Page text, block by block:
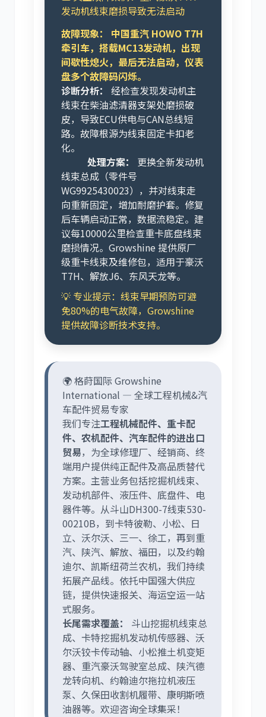
发动机线束磨损导致无法启动
故障现象：
中国重汽 HOWO T7H
牵引车，搭载MC13发动机，出现
间歇性熄火，最后无法启动，仪表
盘多个故障码闪烁。
诊断分析：
经检查发现发动机主
线束在柴油滤清器支架处磨损破
皮，导致ECU供电与CAN总线短
路。故障根源为线束固定卡扣老
化。
处理方案：
更换全新发动机
线束总成（零件号
WG9925430023），并对线束走
向重新固定，增加耐磨护套。修复
后车辆启动正常，数据流稳定。建
议每10000公里检查重卡底盘线束
磨损情况。Growshine 提供原厂
级重卡线束及维修包，适用于豪沃
T7H、解放J6、东风天龙等。
💡 专业提示：线束早期预防可避
免80%的电气故障，Growshine
提供故障诊断技术支持。
🌍 格莳国际 Growshine
International — 全球工程机械&汽
车配件贸易专家
我们专注工程机械配件、重卡配
件、农机配件、汽车配件的进出口
贸易，为全球修理厂、经销商、终
端用户提供纯正配件及高品质替代
方案。主营业务包括挖掘机线束、
发动机部件、液压件、底盘件、电
器件等。从斗山DH300-7线束530-
00210B，到卡特彼勒、小松、日
立、沃尔沃、三一、徐工，再到重
汽、陕汽、解放、福田，以及约翰
迪尔、凯斯纽荷兰农机，我们持续
拓展产品线。依托中国强大供应
链，提供快速报关、海运空运一站
式服务。
长尾需求覆盖：
斗山挖掘机线束总
成、卡特挖掘机发动机传感器、沃
尔沃铰卡传动轴、小松推土机变矩
器、重汽豪沃驾驶室总成、陕汽德
龙转向机、约翰迪尔拖拉机液压
泵、久保田收割机履带、康明斯喷
油器等。欢迎咨询全球集采！